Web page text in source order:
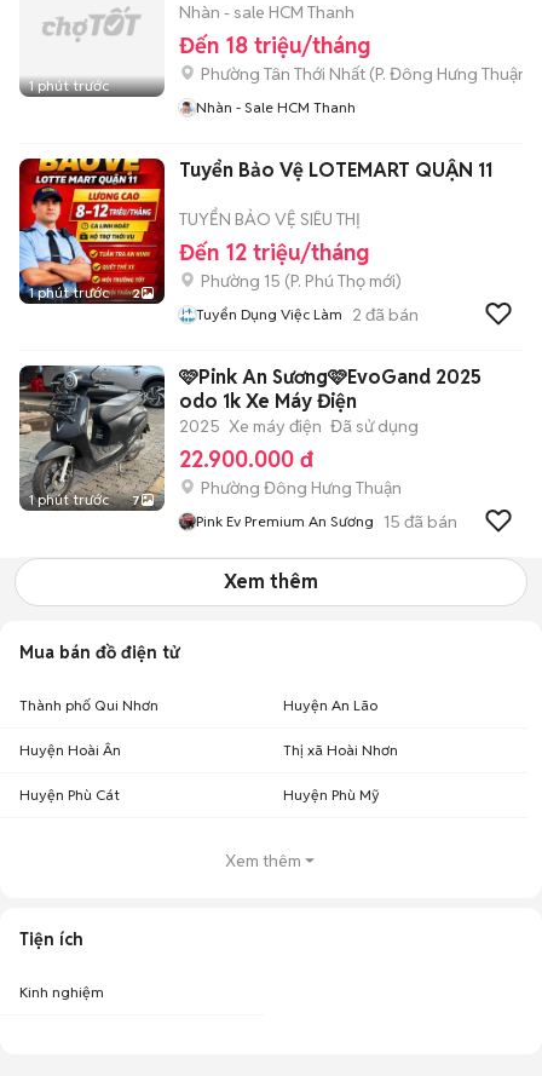
1 phút trước
Nhàn - sale HCM Thanh
Đến 18 triệu/tháng
Phường Tân Thới Nhất (P. Đông Hưng Thuận
Nhàn - Sale HCM Thanh
1 phút trước 2
Tuyển Bảo Vệ LOTEMART QUẬN 11
TUYỂN BẢO VỆ SIÊU THỊ
Đến 12 triệu/tháng
Phường 15 (P. Phú Thọ mới)
Tuyển Dụng Việc Làm 2 đã bán
1 phút trước 7
🩷Pink An Sương🩷EvoGand 2025
odo 1k Xe Máy Điện
2025 Xe máy điện Đã sử dụng
22.900.000 đ
Phường Đông Hưng Thuận
Pink Ev Premium An Sương 15 đã bán
Xem thêm
Mua bán đồ điện tử
Thành phố Qui Nhơn Huyện An Lão
Huyện Hoài Ân Thị xã Hoài Nhơn
Huyện Phù Cát Huyện Phù Mỹ
Xem thêm
Tiện ích
Kinh nghiệm